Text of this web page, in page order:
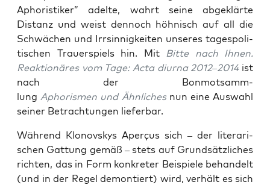
Apho­ris­ti­ker” adel­te, wahrt sei­ne abge­klär­te
Distanz und weist den­noch höh­nisch auf all die
Schwä­chen und Irr­sin­nig­kei­ten unse­res tages­po­li­
ti­schen Trau­er­spiels hin. Mit Bit­te nach Ihnen.
Reak­tio­nä­res vom Tage: Acta diur­na 2012–2014ist
nach der Bon­mot­samm­
lungApho­ris­men und Ähn­li­chesnun eine Aus­wahl
sei­ner Betrach­tun­gen lieferbar.
Wäh­rend Klo­novs­kys Aper­çus sich – der lite­ra­ri­
schen Gat­tung gemäß – stets auf Grund­sätz­li­ches
rich­ten, das in Form kon­kre­ter Bei­spie­le behan­delt
(und in der Regel demon­tiert) wird, ver­hält es sich